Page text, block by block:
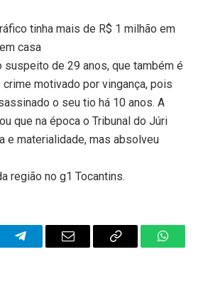
tinha mais de R$ 1 milhão em
casa
suspeito de 29 anos, que também é
crime motivado por vingança, pois
o seu tio há 10 anos. A
que na época o Tribunal do Júri
e materialidade, mas absolveu
região no g1 Tocantins.
TelegramEmail
Copy